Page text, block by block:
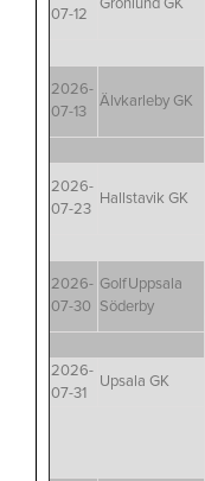
07-12
Grönlund GK
2026-
07-13
Älvkarleby GK
2026-
07-23
Hallstavik GK
2026-
07-30
GolfUppsala
Söderby
2026-
07-31
Upsala GK